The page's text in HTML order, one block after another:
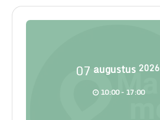
07 augustus 2026
10:00 - 17:00